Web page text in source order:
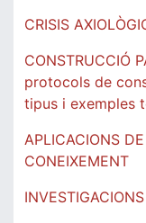
CRISIS
CONSTRUCCIÓ
protocols de
tipus i exemples
APLICACIONS
CONEIXEMENT